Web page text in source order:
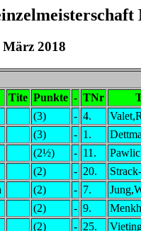
März 2018
Tite Punkte - TNr
(3) - 4.
(3) - 1.
(2½) - 11.
(2) - 20.
(2) - 7.
(2) - 9.
(2) - 25.